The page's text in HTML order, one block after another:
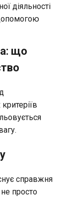
діяльності
що
справжня
просто